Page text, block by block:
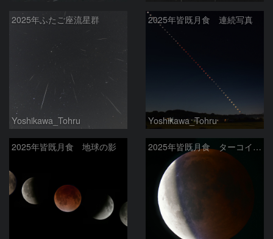
2025年ふたご座流星群
Yoshikawa_Tohru
2025年皆既月食 連続写真
Yoshikawa_Tohru
2025年皆既月食 地球の影 2025年皆既月食 ターコイズフリンジ